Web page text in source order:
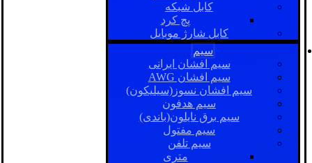
کابل شبکه
پچ کرد
کابل شارژ موبایل
سیم
سیم افشان ایرانی
سیم افشان AWG
سیم افشان نسوز(سیلیکون)
سیم هدفون
سیم برق نایلون(باندی)
سیم مفتول
سیم تلفن
متری